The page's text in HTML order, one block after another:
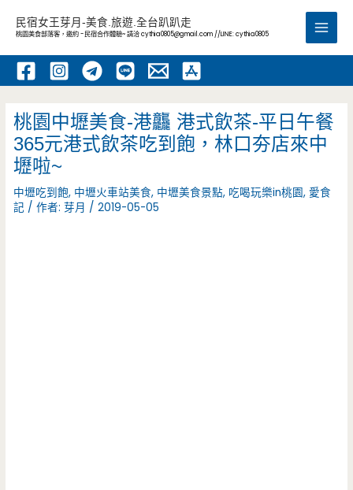
內
民宿女王芽月-美食.旅遊.全台趴趴走
桃園美食部落客，邀約 -民宿合作體驗~ 請洽cythia0805@gmail.com //LINE: cythia0805
Main
桃園中壢美食-港龘 港式飲茶-平日午餐
365元港式飲茶吃到飽，林口夯店來中
壢啦~
中壢吃到飽, 中壢火車站美食, 中壢美食景點, 吃喝玩樂in桃園, 愛食
記 / 作者:芽月 /2019-05-05